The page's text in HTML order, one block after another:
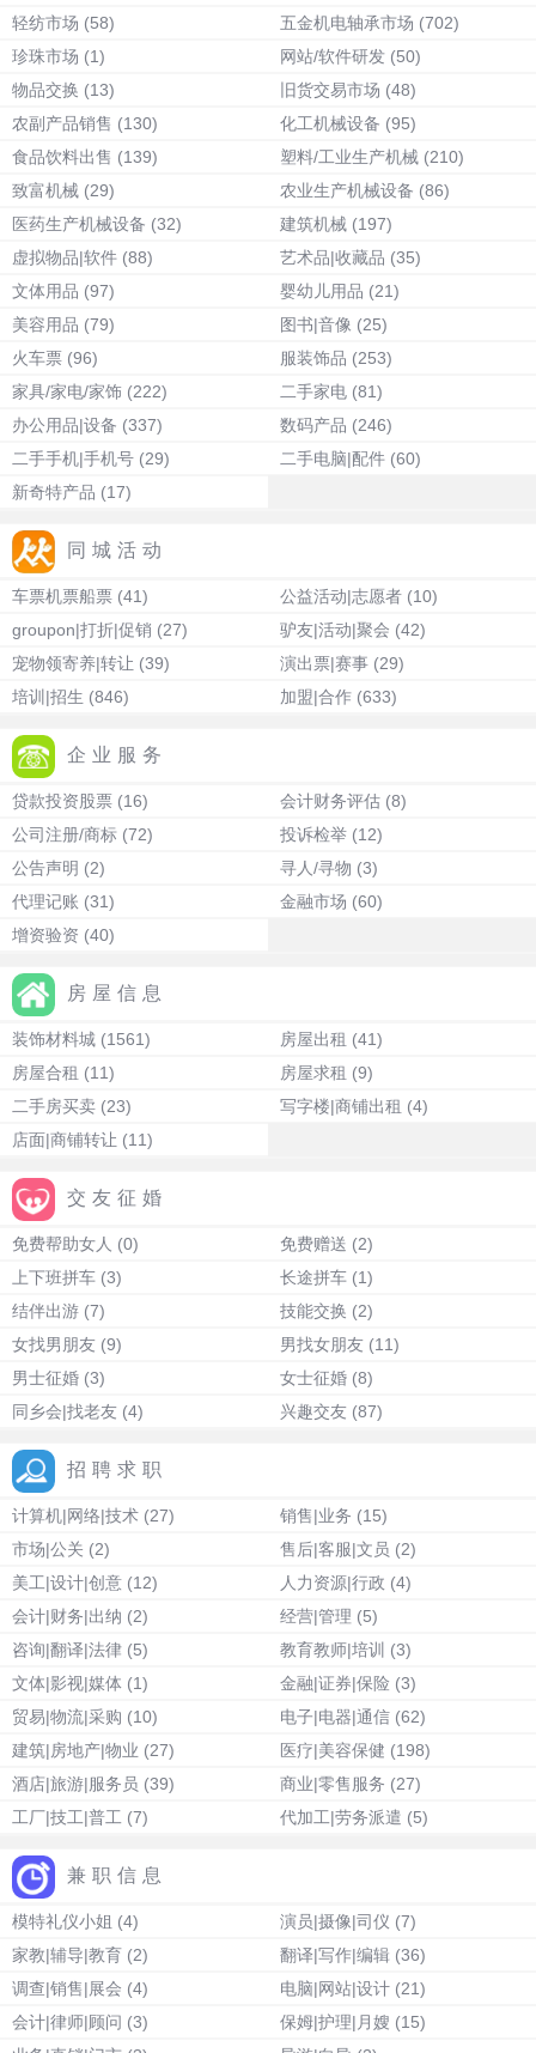
轻纺市场 (58) 五金机电轴承市场 (702)
珍珠市场 (1) 网站/软件研发 (50)
物品交换 (13) 旧货交易市场 (48)
农副产品销售 (130) 化工机械设备 (95)
食品饮料出售 (139) 塑料/工业生产机械 (210)
致富机械 (29) 农业生产机械设备 (86)
医药生产机械设备 (32) 建筑机械 (197)
虚拟物品|软件 (88) 艺术品|收藏品 (35)
文体用品 (97) 婴幼儿用品 (21)
美容用品 (79) 图书|音像 (25)
火车票 (96) 服装饰品 (253)
家具/家电/家饰 (222) 二手家电 (81)
办公用品|设备 (337) 数码产品 (246)
二手手机|手机号 (29) 二手电脑|配件 (60)
新奇特产品 (17)
同城活动
车票机票船票 (41) 公益活动|志愿者 (10)
groupon|打折|促销 (27) 驴友|活动|聚会 (42)
宠物领寄养|转让 (39) 演出票|赛事 (29)
培训|招生 (846) 加盟|合作 (633)
企业服务
贷款投资股票 (16) 会计财务评估 (8)
公司注册/商标 (72) 投诉检举 (12)
公告声明 (2) 寻人/寻物 (3)
代理记账 (31) 金融市场 (60)
增资验资 (40)
房屋信息
装饰材料城 (1561) 房屋出租 (41)
房屋合租 (11) 房屋求租 (9)
二手房买卖 (23) 写字楼|商铺出租 (4)
店面|商铺转让 (11)
交友征婚
免费帮助女人 (0) 免费赠送 (2)
上下班拼车 (3) 长途拼车 (1)
结伴出游 (7) 技能交换 (2)
女找男朋友 (9) 男找女朋友 (11)
男士征婚 (3) 女士征婚 (8)
同乡会|找老友 (4) 兴趣交友 (87)
招聘求职
计算机|网络|技术 (27) 销售|业务 (15)
市场|公关 (2) 售后|客服|文员 (2)
美工|设计|创意 (12) 人力资源|行政 (4)
会计|财务|出纳 (2) 经营|管理 (5)
咨询|翻译|法律 (5) 教育教师|培训 (3)
文体|影视|媒体 (1) 金融|证券|保险 (3)
贸易|物流|采购 (10) 电子|电器|通信 (62)
建筑|房地产|物业 (27) 医疗|美容保健 (198)
酒店|旅游|服务员 (39) 商业|零售服务 (27)
工厂|技工|普工 (7) 代加工|劳务派遣 (5)
兼职信息
模特礼仪小姐 (4) 演员|摄像|司仪 (7)
家教|辅导|教育 (2) 翻译|写作|编辑 (36)
调查|销售|展会 (4) 电脑|网站|设计 (21)
会计|律师|顾问 (3) 保姆|护理|月嫂 (15)